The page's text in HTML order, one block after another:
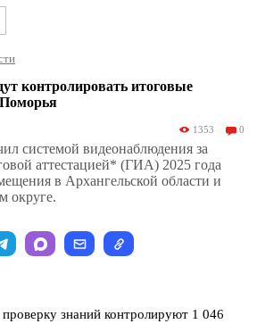
контролировать итоговые
1353 0
системой видеонаблюдения за
аттестацией* (ГИА) 2025 года
в Архангельской области и
округе.
знаний контролируют 1 046